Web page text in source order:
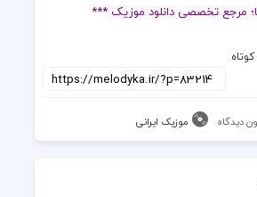
مرجع تخصصی دانلود موزیک ***
دیدگاه موزیک ایرانی